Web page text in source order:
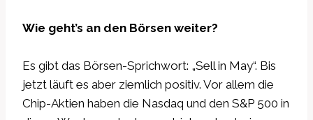
Wie geht’s an den Börsen weiter?
Es gibt das Börsen-Sprichwort: „Sell in May“. Bis
jetzt läuft es aber ziemlich positiv. Vor allem die
Chip-Aktien haben die Nasdaq und den S&P 500 in